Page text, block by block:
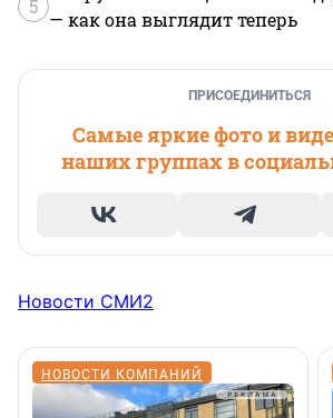
5
— как она выглядит теперь
ПРИСОЕДИНИТЬСЯ
Самые яркие фото и
наших группах в
Новости СМИ2
НОВОСТИ КОМПАНИЙ